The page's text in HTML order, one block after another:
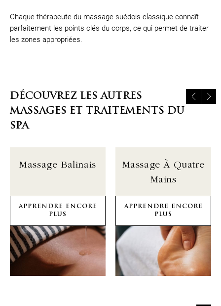
Chaque thérapeute du massage suédois classique connaît
parfaitement les points clés du corps, ce qui permet de traiter
les zones appropriées.
DÉCOUVREZ LES AUTRES
MASSAGES ET TRAITEMENTS DU
SPA
APPRENDRE ENCORE
PLUS
Massage Balinais
APPRENDRE ENCORE
PLUS
Massage À Quatre
Mains